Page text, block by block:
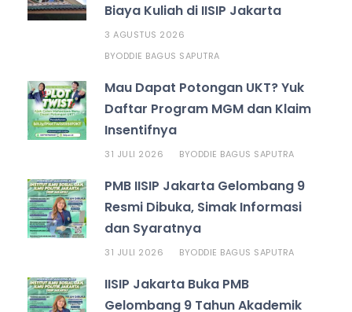
Biaya Kuliah di IISIP Jakarta
3 AGUSTUS 2026
BYODDIE BAGUS SAPUTRA
Mau Dapat Potongan UKT? Yuk
Daftar Program MGM dan Klaim
Insentifnya
31 JULI 2026 BYODDIE BAGUS SAPUTRA
PMB IISIP Jakarta Gelombang 9
Resmi Dibuka, Simak Informasi
dan Syaratnya
31 JULI 2026 BYODDIE BAGUS SAPUTRA
IISIP Jakarta Buka PMB
Gelombang 9 Tahun Akademik